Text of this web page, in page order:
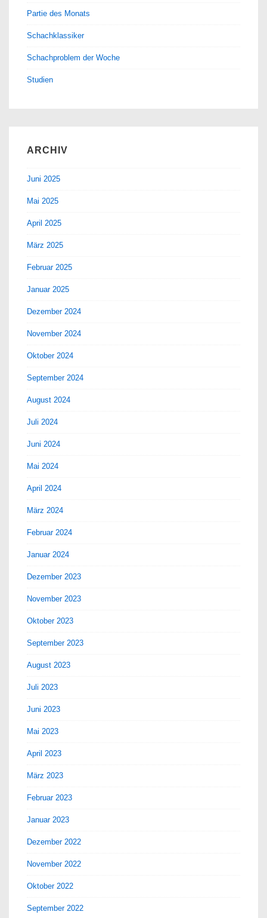
Partie des Monats
Schachklassiker
Schachproblem der Woche
Studien
ARCHIV
Juni 2025
Mai 2025
April 2025
März 2025
Februar 2025
Januar 2025
Dezember 2024
November 2024
Oktober 2024
September 2024
August 2024
Juli 2024
Juni 2024
Mai 2024
April 2024
März 2024
Februar 2024
Januar 2024
Dezember 2023
November 2023
Oktober 2023
September 2023
August 2023
Juli 2023
Juni 2023
Mai 2023
April 2023
März 2023
Februar 2023
Januar 2023
Dezember 2022
November 2022
Oktober 2022
September 2022